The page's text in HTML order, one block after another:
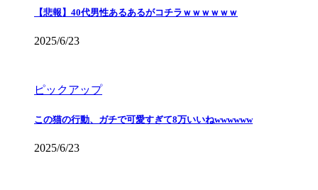
【悲報】40代男性あるあるがコチラｗｗｗｗｗｗ
2025/6/23
ピックアップ
この猫の行動、ガチで可愛すぎて8万いいねwwwwww
2025/6/23